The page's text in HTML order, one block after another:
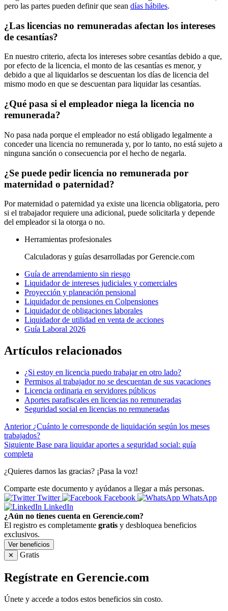
pero las partes pueden definir que sean días hábiles.
¿Las licencias no remuneradas afectan los intereses
de cesantías?
En nuestro criterio, afecta los intereses sobre cesantías debido a que,
por efecto de la licencia, el monto de las cesantías es menor, y
debido a que al liquidarlos se descuentan los días de licencia del
mismo modo en que se descuentan para liquidar las cesantías.
¿Qué pasa si el empleador niega la licencia no
remunerada?
No pasa nada porque el empleador no está obligado legalmente a
conceder una licencia no remunerada y, por lo tanto, no está sujeto a
ninguna sanción o consecuencia por el hecho de negarla.
¿Se puede pedir licencia no remunerada por
maternidad o paternidad?
Por maternidad o paternidad ya existe una licencia obligatoria, pero
si el trabajador requiere una adicional, puede solicitarla y depende
del empleador si la otorga o no.
Herramientas profesionales
Calculadoras y guías desarrolladas por Gerencie.com
Guía de arrendamiento sin riesgo
Liquidador de intereses judiciales y comerciales
Proyección y planeación pensional
Liquidador de pensiones en Colpensiones
Liquidador de obligaciones laborales
Liquidador de utilidad en venta de acciones
Guía Laboral 2026
Artículos relacionados
¿Si estoy en licencia puedo trabajar en otro lado?
Permisos al trabajador no se descuentan de sus vacaciones
Licencia ordinaria en servidores públicos
Aportes parafiscales en licencias no remuneradas
Seguridad social en licencias no remuneradas
Anterior ¿Cuánto le corresponde de liquidación según los meses
trabajados?
Siguiente Base para liquidar aportes a seguridad social: guía
completa
¿Quieres darnos las gracias? ¡Pasa la voz!
Comparte este documento y ayúdanos a llegar a más personas.
Twitter
Facebook
WhatsApp
LinkedIn
¿Aún no tienes cuenta en Gerencie.com?
El registro es completamente gratis y desbloquea beneficios
exclusivos.
Ver beneficios
✕
Gratis
Regístrate en Gerencie.com
Únete y accede a todos estos beneficios sin costo.